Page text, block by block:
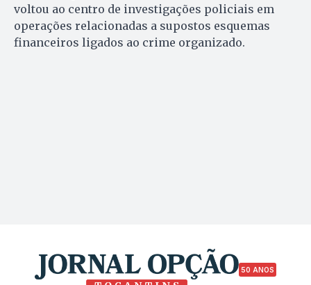
voltou ao centro de investigações policiais em
operações relacionadas a supostos esquemas
financeiros ligados ao crime organizado.
50 ANOS